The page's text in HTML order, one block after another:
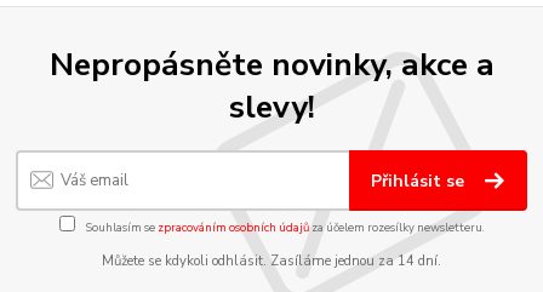
Nepropásněte novinky, akce a
slevy!
Přihlásit se
Souhlasím se zpracováním osobních údajůza účelem rozesílky newsletteru.
Můžete se kdykoli odhlásit. Zasíláme jednou za 14 dní.